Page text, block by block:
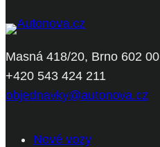
Masná 418/20, Brno 602 00
+420 543 424 211
objednavky@autonova.cz
Nové vozy